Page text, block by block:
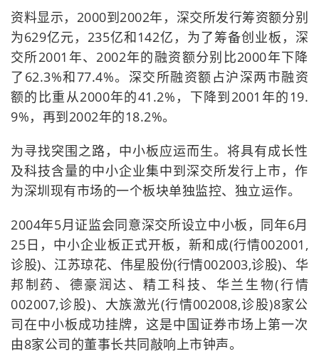
资料显示，2000到2002年，深交所发行筹资额分别
为629亿元，235亿和142亿，为了筹备创业板，深
交所2001年、2002年的融资额分别比2000年下降
了62.3%和77.4%。深交所融资额占沪深两市融资
额的比重从2000年的41.2%，下降到2001年的19.
9%，再到2002年的18.2%。
为寻找突围之路，中小板应运而生。将具有成长性
及科技含量的中小企业集中到深交所发行上市，作
为深圳现有市场的一个板块单独监控、独立运作。
2004年5月证监会同意深交所设立中小板，同年6月
25日，中小企业板正式开板，新和成(行情002001,
诊股)、江苏琼花、伟星股份(行情002003,诊股)、华
邦制药、德豪润达、精工科技、华兰生物(行情
002007,诊股)、大族激光(行情002008,诊股)8家公
司在中小板成功挂牌，这是中国证券市场上第一次
由8家公司的董事长共同敲响上市钟声。